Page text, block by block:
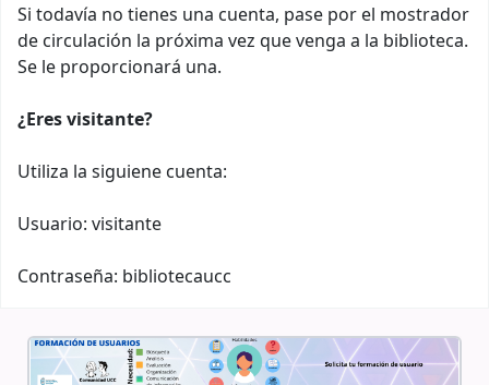
Si todavía no tienes una cuenta, pase por el mostrador
de circulación la próxima vez que venga a la biblioteca.
Se le proporcionará una.
¿Eres visitante?
Utiliza la siguiene cuenta:
Usuario: visitante
Contraseña: bibliotecaucc